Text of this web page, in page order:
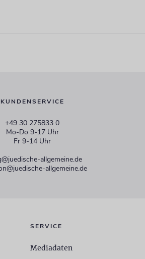
KUNDENSERVICE
+49 30 275833 0
Mo-Do 9-17 Uhr
Fr 9-14 Uhr
allgemeine.de
allgemeine.de
SERVICE
Mediadaten